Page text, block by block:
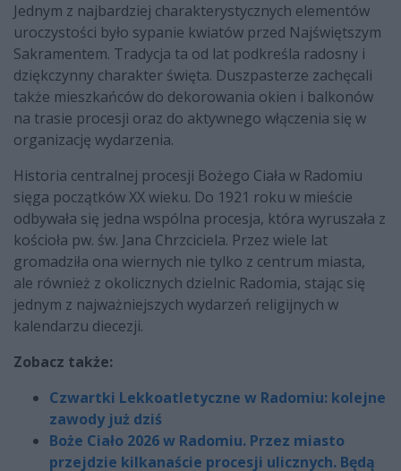
Jednym z najbardziej charakterystycznych elementów
uroczystości było sypanie kwiatów przed Najświętszym
Sakramentem. Tradycja ta od lat podkreśla radosny i
dziękczynny charakter święta. Duszpasterze zachęcali
także mieszkańców do dekorowania okien i balkonów
na trasie procesji oraz do aktywnego włączenia się w
organizację wydarzenia.
Historia centralnej procesji Bożego Ciała w Radomiu
sięga początków XX wieku. Do 1921 roku w mieście
odbywała się jedna wspólna procesja, która wyruszała z
kościoła pw. św. Jana Chrzciciela. Przez wiele lat
gromadziła ona wiernych nie tylko z centrum miasta,
ale również z okolicznych dzielnic Radomia, stając się
jednym z najważniejszych wydarzeń religijnych w
kalendarzu diecezji.
Zobacz także:
Czwartki Lekkoatletyczne w Radomiu: kolejne
zawody już dziś
Boże Ciało 2026 w Radomiu. Przez miasto
przejdzie kilkanaście procesji ulicznych. Będą